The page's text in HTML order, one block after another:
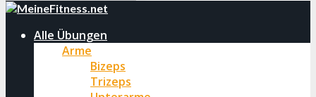
Alle Übungen
Arme
Bizeps
Trizeps